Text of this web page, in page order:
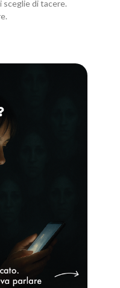
sceglie di tacere.